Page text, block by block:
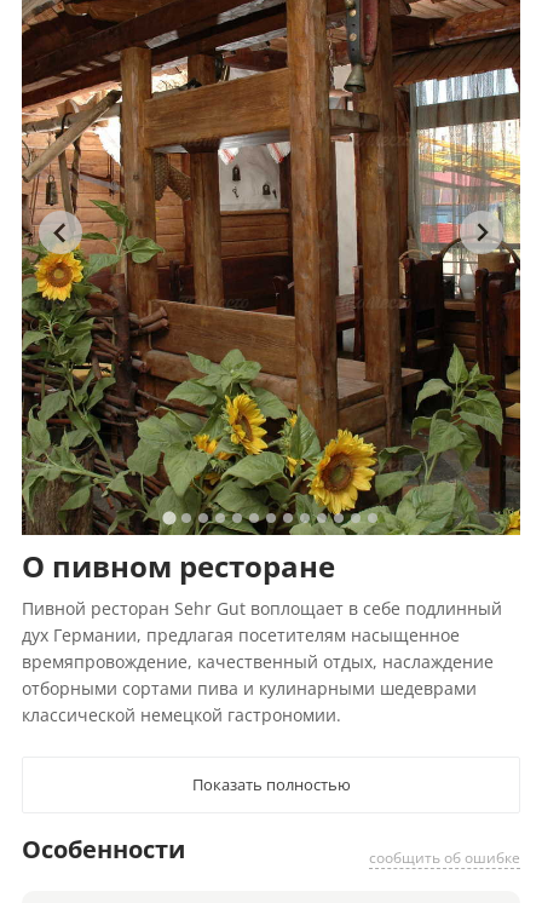
О пивном ресторане
Пивной ресторан Sehr Gut воплощает в себе подлинный
дух Германии, предлагая посетителям насыщенное
времяпровождение, качественный отдых, наслаждение
отборными сортами пива и кулинарными шедеврами
классической немецкой гастрономии.
Показать полностью
сообщить об ошибке
Особенности